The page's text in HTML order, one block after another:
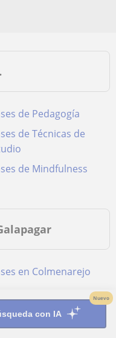
con IA
Nuevo
de Pedagogía
de Técnicas de
de Mindfulness
en Colmenarejo